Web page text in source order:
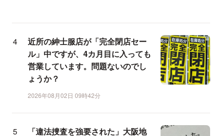
近所の紳士服店が「完全閉店セー
ル」中ですが、4カ月目に入っても
営業しています。問題ないのでし
ょうか？
2026年08月02日 09時42分
「違法捜査を強要された」大阪地